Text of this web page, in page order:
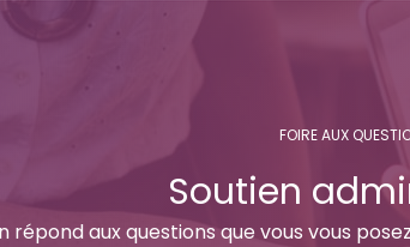
FOIRE AUX
Soutien
répond aux questions que vous vous